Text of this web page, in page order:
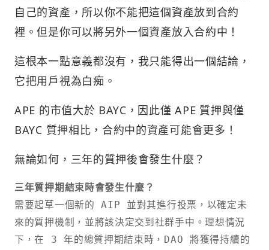
自己的資產，所以你不能把這個資產放到合約
裡。但是你可以將另外一個資產放入合約中！
這根本一點意義都沒有，我只能得出一個結論，
它把用戶視為白痴。
APE 的市值大於 BAYC，因此僅 APE 質押與僅
BAYC 質押相比，合約中的資產可能會更多！
無論如何，三年的質押後會發生什麼？
三年質押期結束時會發生什麼？
需要起草一個新的 AIP 並對其進行投票，以確定未
來的質押機制，並將該決定交到社群手中。理想情況
下，在 3 年的總質押期結束時，DAO 將獲得持續的